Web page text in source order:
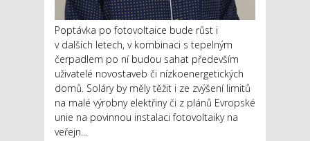
Poptávka po fotovoltaice bude růst i
v dalších letech, v kombinaci s tepelným
čerpadlem po ní budou sahat především
uživatelé novostaveb či nízkoenergetických
domů. Soláry by měly těžit i ze zvýšení limitů
na malé výrobny elektřiny či z plánů Evropské
unie na povinnou instalaci fotovoltaiky na
veřejn...